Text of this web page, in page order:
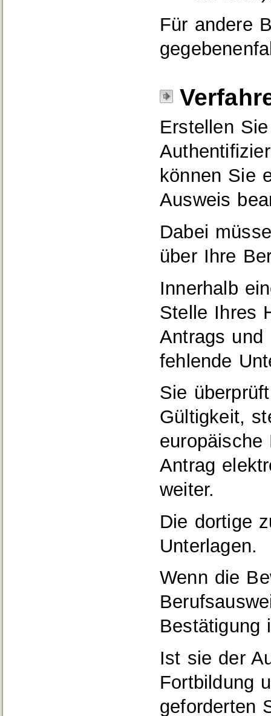
Für andere
Erstellen
können Sie
Ausweis
Dabei
über Ihre
Innerhalb
Stelle Ihres
Antrags und
fehlende
Sie
Gültigkeit,
Antrag
weiter.
Die dortige
Unterlagen.
Wenn die
Bestätigung
Ist sie der
Fortbildung
geforderten